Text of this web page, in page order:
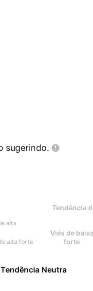
sugerindo.
alta
alta forte
Tendência Neutra
Tendência
Viés de baixa
forte